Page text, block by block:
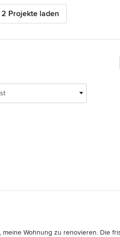
Projekte laden
Wohnung zu renovieren. Die